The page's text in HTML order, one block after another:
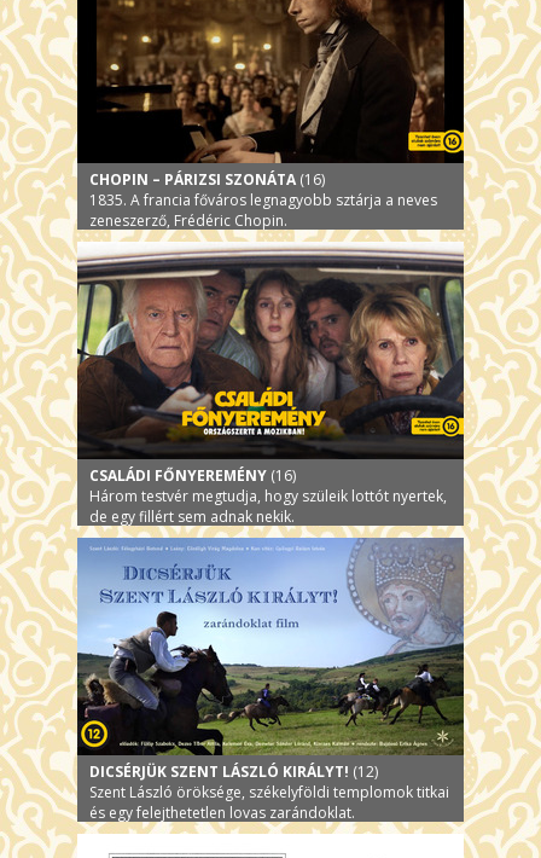
CHOPIN – PÁRIZSI SZONÁTA (16)
1835. A francia főváros legnagyobb sztárja a neves
zeneszerző, Frédéric Chopin.
CSALÁDI FŐNYEREMÉNY (16)
Három testvér megtudja, hogy szüleik lottót nyertek,
de egy fillért sem adnak nekik.
DICSÉRJÜK SZENT LÁSZLÓ KIRÁLYT! (12)
Szent László öröksége, székelyföldi templomok titkai
és egy felejthetetlen lovas zarándoklat.